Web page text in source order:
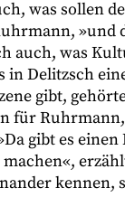
was sollen
»und
auch, was
in Delitzsch
gibt,
für
gibt es
machen«,
kennen,